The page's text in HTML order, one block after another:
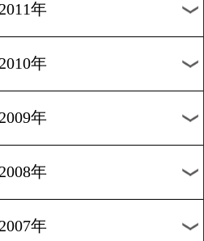
2018年
2017年